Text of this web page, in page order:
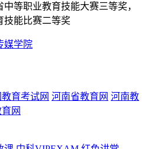
等职业教育技能大赛三等奖，
技能比赛二等奖
媒学院
育考试网 河南省教育网 河南教
网